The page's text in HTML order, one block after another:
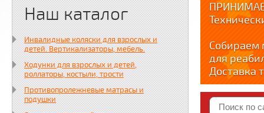
Наш каталог
Инвалидные коляски для взрослых и
детей. Вертикализаторы, мебель.
Ходунки для взрослых и детей,
роллаторы, костыли, трости
Противопролежневые матрасы и
подушки
Собираем
для
Доставка
по тел.
Краткие